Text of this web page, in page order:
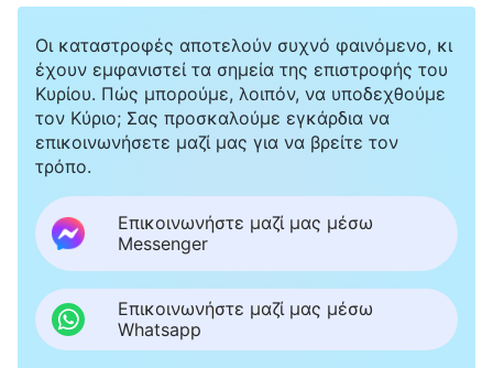
κατά της Εκκλησίας του Παντοδύναμου Θεού.
Σοφίστηκαν επιμελώς μια σειρά από ψευδείς
κατηγορίες». Μα εγώ δεν την άκουγα. Είπα
θυμωμένος «Δεν με νοιάζει. Δεν θα πιστεύεις
πια στον Παντοδύναμο Θεό. Πρέπει να σκεφτώ
την ασφάλεια της οικογένειάς μας και θέλω να
προστατέψω εσένα και την κόρη μας από
οποιοδήποτε κακό. Τίποτε άλλο δεν με
απασχολεί. Σ’ το λέω για τελευταία φορά. Θα
Οι καταστροφές αποτελούν συχνό φαινόμενο, κι
έχουν εμφανιστεί τα σημεία της επιστροφής του
Κυρίου. Πώς μπορούμε, λοιπόν, να υποδεχθούμε
τον Κύριο; Σας προσκαλούμε εγκάρδια να
επικοινωνήσετε μαζί μας για να βρείτε τον
τρόπο.
Επικοινωνήστε μαζί μας μέσω
Messenger
Επικοινωνήστε μαζί μας μέσω
Whatsapp